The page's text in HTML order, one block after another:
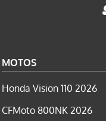
MOTOS
Honda Vision 110 2026
CFMoto 800NK 2026